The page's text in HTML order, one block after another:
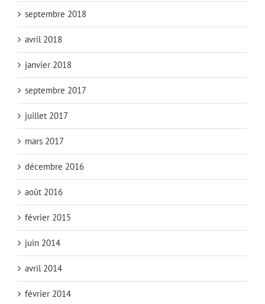
septembre 2018
avril 2018
janvier 2018
septembre 2017
juillet 2017
mars 2017
décembre 2016
août 2016
février 2015
juin 2014
avril 2014
février 2014